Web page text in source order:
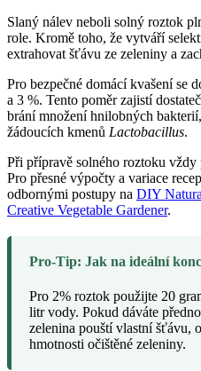
Slaný nálev neboli solný roztok
role. Kromě toho, že vytváří
extrahovat šťávu ze zeleniny a
Pro bezpečné domácí kvašení se
a 3 %. Tento poměr zajistí
brání množení hnilobných
žádoucích kmenů Lactobacillus.
Při přípravě solného roztoku
Pro přesné výpočty a variace
odbornými postupy na DIY
Creative Vegetable Gardener.
Pro-Tip: Jak na ideální
Pro 2% roztok použijte 20
litr vody. Pokud dáváte
zelenina pouští vlastní šťávu,
hmotnosti očištěné zeleniny.